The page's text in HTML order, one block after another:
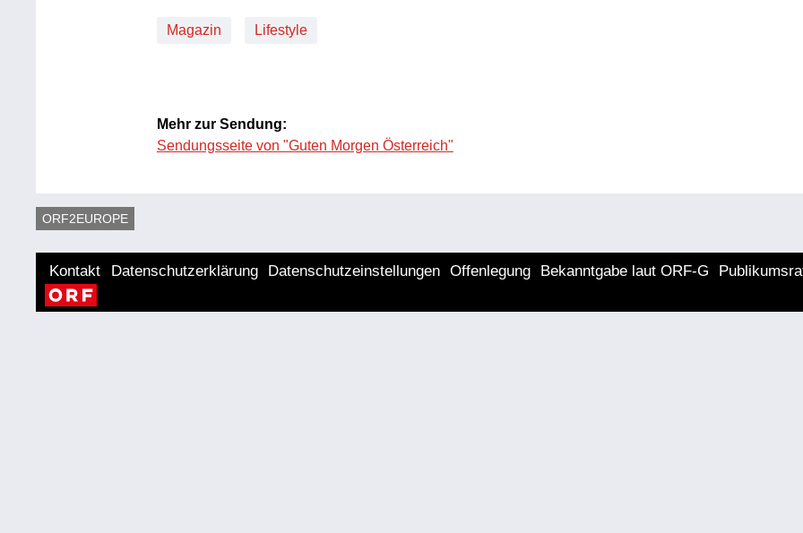
Magazin Lifestyle
Mehr zur Sendung:
Sendungsseite von "Guten Morgen Österreich"
ORF2EUROPE
Kontakt Datenschutzerklärung Datenschutzeinstellungen Offenlegung Bekanntgabe laut ORF-G